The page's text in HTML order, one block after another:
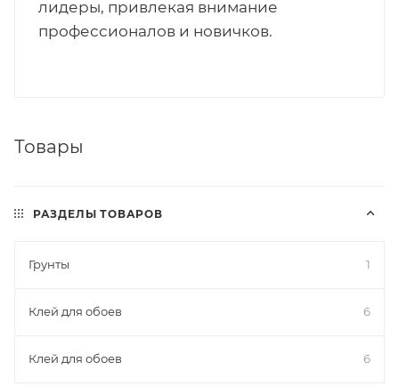
лидеры, привлекая внимание
профессионалов и новичков.
Товары
РАЗДЕЛЫ ТОВАРОВ
Грунты 1
Клей для обоев 6
Клей для обоев 6